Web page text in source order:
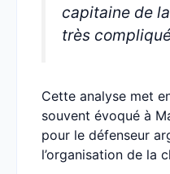
capitaine de
très
Cette analyse met
souvent évoqué à
pour le défenseur
l’organisation de la